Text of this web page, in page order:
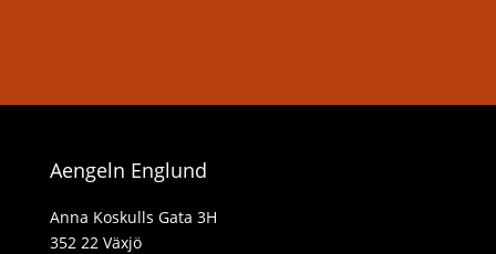
Aengeln Englund
Anna Koskulls Gata 3H
352 22 Växjö